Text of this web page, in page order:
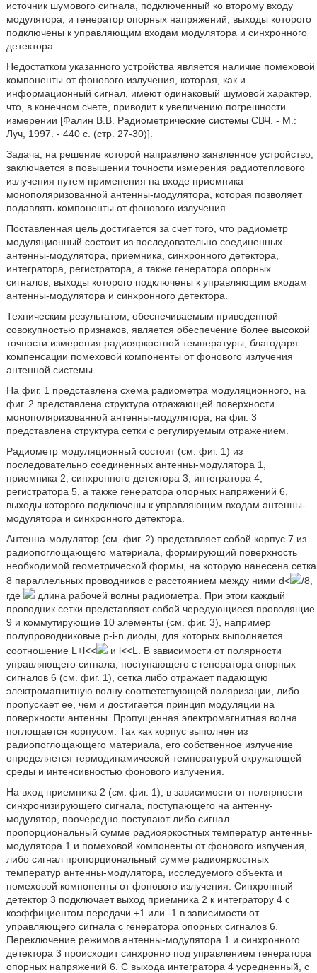
источник шумового сигнала, подключенный ко второму входу
модулятора, и генератор опорных напряжений, выходы которого
подключены к управляющим входам модулятора и синхронного
детектора.
Недостатком указанного устройства является наличие помеховой
компоненты от фонового излучения, которая, как и
информационный сигнал, имеют одинаковый шумовой характер,
что, в конечном счете, приводит к увеличению погрешности
измерении [Фалин В.В. Радиометрические системы СВЧ. - М.:
Луч, 1997. - 440 с. (стр. 27-30)].
Задача, на решение которой направлено заявленное устройство,
заключается в повышении точности измерения радиотеплового
излучения путем применения на входе приемника
монополяризованной антенны-модулятора, которая позволяет
подавлять компоненты от фонового излучения.
Поставленная цель достигается за счет того, что радиометр
модуляционный состоит из последовательно соединенных
антенны-модулятора, приемника, синхронного детектора,
интегратора, регистратора, а также генератора опорных
сигналов, выходы которого подключены к управляющим входам
антенны-модулятора и синхронного детектора.
Техническим результатом, обеспечиваемым приведенной
совокупностью признаков, является обеспечение более высокой
точности измерения радиояркостной температуры, благодаря
компенсации помеховой компоненты от фонового излучения
антенной системы.
На фиг. 1 представлена схема радиометра модуляционного, на
фиг. 2 представлена структура отражающей поверхности
монополяризованной антенны-модулятора, на фиг. 3
представлена структура сетки с регулируемым отражением.
Радиометр модуляционный состоит (см. фиг. 1) из
последовательно соединенных антенны-модулятора 1,
приемника 2, синхронного детектора 3, интегратора 4,
регистратора 5, а также генератора опорных напряжений 6,
выходы которого подключены к управляющим входам антенны-
модулятора и синхронного детектора.
Антенна-модулятор (см. фиг. 2) представляет собой корпус 7 из
радиопоглощающего материала, формирующий поверхность
необходимой геометрической формы, на которую нанесена сетка
8 параллельных проводников с расстоянием между ними d<
/8,
где
длина рабочей волны радиометра. При этом каждый
проводник сетки представляет собой чередующиеся проводящие
9 и коммутирующие 10 элементы (см. фиг. 3), например
полупроводниковые p-i-n диоды, для которых выполняется
соотношение L+l<<
и l<<L. В зависимости от полярности
управляющего сигнала, поступающего с генератора опорных
сигналов 6 (см. фиг. 1), сетка либо отражает падающую
электромагнитную волну соответствующей поляризации, либо
пропускает ее, чем и достигается принцип модуляции на
поверхности антенны. Пропущенная электромагнитная волна
поглощается корпусом. Так как корпус выполнен из
радиопоглощающего материала, его собственное излучение
определяется термодинамической температурой окружающей
среды и интенсивностью фонового излучения.
На вход приемника 2 (см. фиг. 1), в зависимости от полярности
синхронизирующего сигнала, поступающего на антенну-
модулятор, поочередно поступают либо сигнал
пропорциональный сумме радиояркостных температур антенны-
модулятора 1 и помеховой компоненты от фонового излучения,
либо сигнал пропорциональный сумме радиояркостных
температур антенны-модулятора, исследуемого объекта и
помеховой компоненты от фонового излучения. Синхронный
детектор 3 подключает выход приемника 2 к интегратору 4 с
коэффициентом передачи +1 или -1 в зависимости от
управляющего сигнала с генератора опорных сигналов 6.
Переключение режимов антенны-модулятора 1 и синхронного
детектора 3 происходит синхронно под управлением генератора
опорных напряжений 6. С выхода интегратора 4 усредненный, с